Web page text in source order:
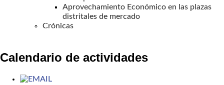
Aprovechamiento Económico en las plazas
distritales de mercado
Crónicas
Calendario de actividades